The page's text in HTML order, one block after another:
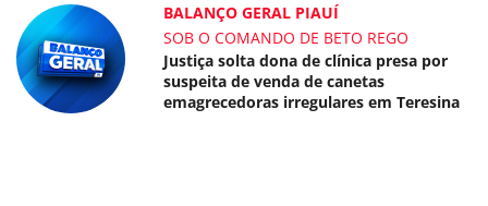
BALANÇO GERAL PIAUÍ
SOB O COMANDO DE BETO REGO
Justiça solta dona de clínica presa por
suspeita de venda de canetas
emagrecedoras irregulares em Teresina